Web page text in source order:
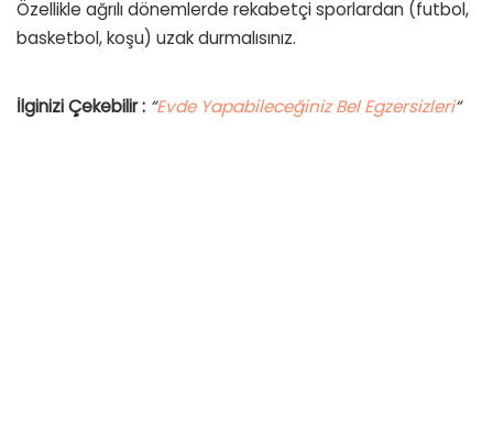
Özellikle ağrılı dönemlerde rekabetçi sporlardan (futbol,
basketbol, koşu) uzak durmalısınız.
İlginizi Çekebilir : “Evde Yapabileceğiniz Bel Egzersizleri“